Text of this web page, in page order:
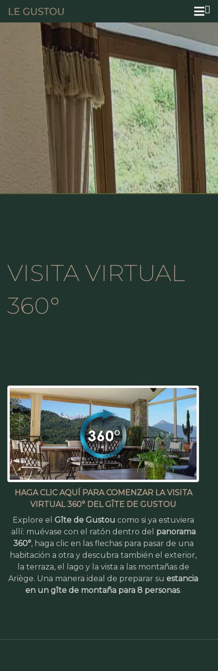
VISITA VIRTUAL
360°
HAGA CLIC AQUÍ PARA COMENZAR LA VISITA
VIRTUAL 360° DEL GÎTE DE GUSTOU
Explore el Gîte de Gustou como si ya estuviera
allí: muévase con el ratón dentro del panorama
360°, haga clic en las flechas para pasar de una
habitación a otra y descubra también el exterior,
la terraza, el lago y la vista a las montañas de
Ariège. Una manera ideal de preparar su estancia
en un gîte de montaña para 8 personas.